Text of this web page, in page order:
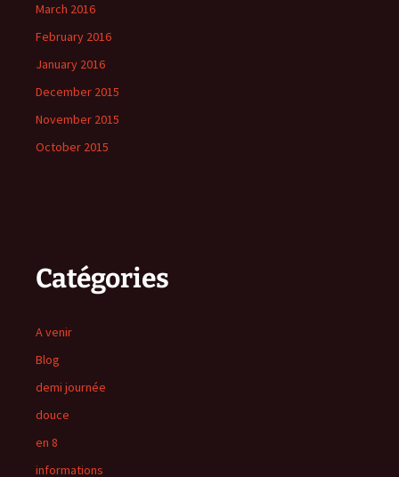
March 2016
February 2016
January 2016
December 2015
November 2015
October 2015
Catégories
A venir
Blog
demi journée
douce
en 8
informations